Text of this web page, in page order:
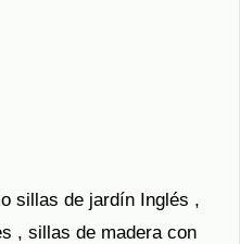
sillas de jardín Inglés ,
, sillas de madera con